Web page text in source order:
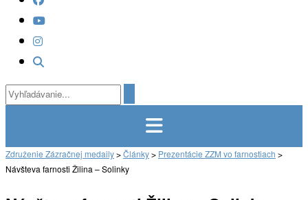
Združenie Zázračnej medaily>Články>Prezentácie ZZM vo farnostiach>
Návšteva farnosti Žilina – Solinky